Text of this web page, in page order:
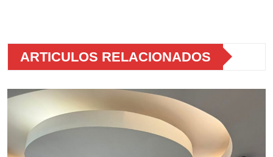
ARTICULOS RELACIONADOS